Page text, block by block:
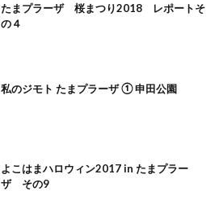
たまプラーザ 桜まつり2018 レポートそ
の４
私のジモト たまプラーザ ① 申田公園
よこはまハロウィン2017 in たまプラー
ザ その9